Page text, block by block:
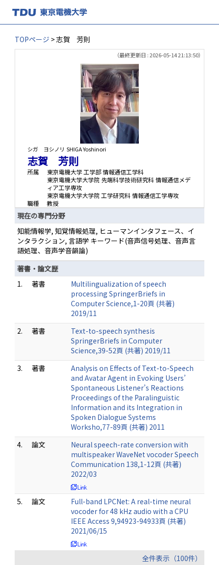
TOPページ > 志賀 芳則
（最終更新日 : 2026-05-14 21:13:50）
シガ ヨシノリ SHIGA Yoshinori
志賀 芳則
所属
東京電機大学 工学部 情報通信工学科
東京電機大学大学院 先端科学技術研究科 情報通信メデ
ィア工学専攻
東京電機大学大学院 工学研究科 情報通信工学専攻
職種
教授
現在の専門分野
知能情報学, 知覚情報処理, ヒューマンインタフェース、イ
ンタラクション, 言語学 キーワード(音声信号処理、音声言
語処理、音声学音韻論)
著書・論文歴
1.
著書
Multilingualization of speech
processing SpringerBriefs in
Computer Science,1-20頁 (共著)
2019/11
2.
著書
Text-to-speech synthesis
SpringerBriefs in Computer
Science,39-52頁 (共著) 2019/11
3.
著書
Analysis on Effects of Text-to-Speech
and Avatar Agent in Evoking Users’
Spontaneous Listener’s Reactions
Proceedings of the Paralinguistic
Information and its Integration in
Spoken Dialogue Systems
Worksho,77-89頁 (共著) 2011
4.
論文
Neural speech-rate conversion with
multispeaker WaveNet vocoder Speech
Communication 138,1-12頁 (共著)
2022/03
5. 論文
Full-band LPCNet: A real-time neural
vocoder for 48 kHz audio with a CPU
IEEE Access 9,94923-94933頁 (共著)
2021/06/15
全件表示（100件）